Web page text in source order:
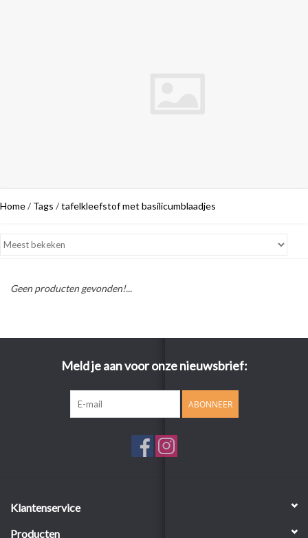
Home/ Tags /tafelkleefstof met basilicumblaadjes
Geen producten gevonden!...
Meld je aan voor onze nieuwsbrief:
ABONNEER
Klantenservice
Producten